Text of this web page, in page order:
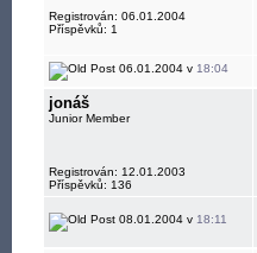
Registrován: 06.01.2004
Příspěvků: 1
06.01.2004 v 18:04
jonáš
Junior Member
Registrován: 12.01.2003
Příspěvků: 136
08.01.2004 v 18:11